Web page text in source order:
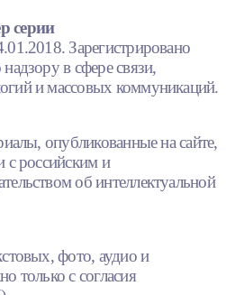
серии
Зарегистрировано
в сфере связи,
и массовых коммуникаций.
опубликованные на сайте,
с российским и
об интеллектуальной
фото, аудио и
только с согласия